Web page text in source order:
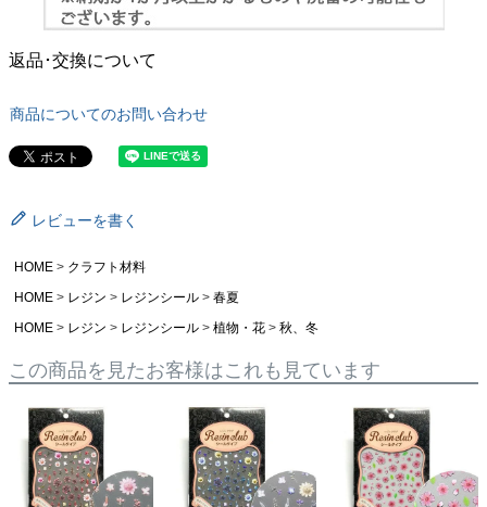
返品･交換について
商品についてのお問い合わせ
レビューを書く
HOME
クラフト材料
HOME
レジン レジンシール
春夏
HOME
レジン レジンシール 植物・花 秋、冬
この商品を見たお客様はこれも見ています